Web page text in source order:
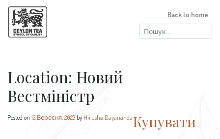
Пошук:
Back to home
Location: Новий
Вестміністр
Posted on 12 Вересня, 2023 by Hirusha DayanandaКупувати